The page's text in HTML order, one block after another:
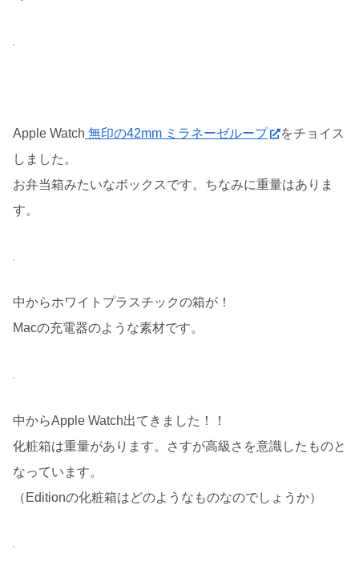
Apple Watch 無印の42mm ミラネーゼループ
をチョイス
しました。
お弁当箱みたいなボックスです。ちなみに重量はありま
す。
中からホワイトプラスチックの箱が！
Macの充電器のような素材です。
中からApple Watch出てきました！！
化粧箱は重量があります。さすが高級さを意識したものと
なっています。
（Editionの化粧箱はどのようなものなのでしょうか）